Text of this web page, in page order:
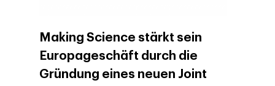
Making Science stärkt sein
Europageschäft durch die
Gründung eines neuen Joint